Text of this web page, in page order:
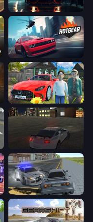
Driving School Simulator
Hotgear
Speedboy: History with Grandfather
RCC City Racing